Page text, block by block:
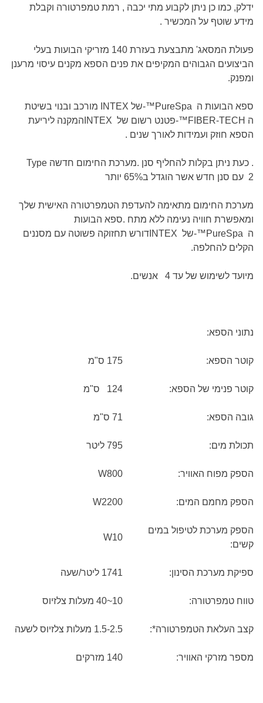
ידלק, כמו כן ניתן לקבוע מתי יכבה , רמת טמפרטורה וקבלת
מידע שוטף על המכשיר .
פעולת המסאג' מתבצעת בעזרת 140 מזריקי הבועות בעלי
הביצועים הגבוהים המקיפים את פנים הספא מקנים עיסוי מרענן
ומפנק.
ספא הבועות ה -™PureSpaשל INTEX מורכב ובנוי בשיטת
ה -™FIBER-TECHפטנט רשום של INTEX המקנה ליריעת
הספא חוזק ועמידות לאורך שנים .
. כעת ניתן בקלות להחליף סנן .מערכת החימום חדשה Type
2 עם סנן חדש אשר הוגדל ב65% יותר
מערכת החימום מתאימה להעדפת הטמפרטורה האישית שלך
ומאפשרת חוויה נעימה ללא מתח .ספא הבועות
ה -™PureSpaשל INTEX דורש תחזוקה פשוטה עם מסננים
הקלים להחלפה.
מיועד לשימוש של עד 4 אנשים .
נתוני הספא:
קוטר הספא: 175 ס"מ
קוטר פנימי של הספא: 124 ס"מ
גובה הספא: 71 ס"מ
תכולת מים: 795 ליטר
הספק מפוח האוויר: 800
W
הספק מחמם המים: 2200
W
הספק מערכת לטיפול במים
קשים:
10
W
ספיקת מערכת הסינון: 1741 ליטר/שעה
טווח טמפרטורה: 10~40 מעלות צלזיוס
קצב העלאת הטמפרטורה*: 1.5-2.5 מעלות צלזיוס לשעה
מספר מזרקי האוויר: 140 מזרקים